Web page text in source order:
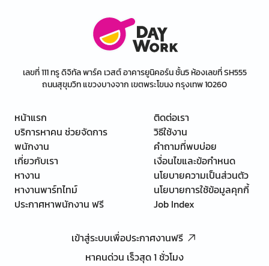
เลขที่ 111 ทรู ดิจิทัล พาร์ค เวสต์ อาคารยูนิคอร์น ชั้น5 ห้องเลขที่ SH555
ถนนสุขุมวิท แขวงบางจาก เขตพระโขนง กรุงเทพ 10260
หน้าแรก
บริการหาคน ช่วยจัดการ
พนักงาน
เกี่ยวกับเรา
หางาน
หางานพาร์ทไทม์
ประกาศหาพนักงาน ฟรี
ติดต่อเรา
วิธีใช้งาน
คำถามที่พบบ่อย
เงื่อนไขและข้อกำหนด
นโยบายความเป็นส่วนตัว
นโยบายการใช้ข้อมูลคุกกี้
Job Index
เข้าสู่ระบบเพื่อประกาศงานฟรี
หาคนด่วน เร็วสุด 1 ชั่วโมง